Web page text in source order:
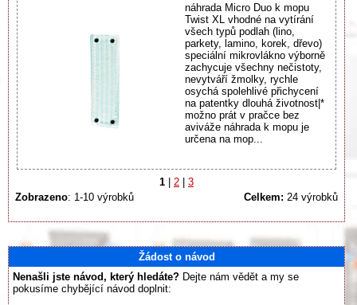
náhrada Micro Duo k mopu
Twist XL vhodné na vytírání
všech typů podlah (lino,
parkety, lamino, korek, dřevo)
speciální mikrovlákno výborně
zachycuje všechny nečistoty,
nevytváří žmolky, rychle
osychá spolehlivé přichycení
na patentky dlouhá životnost|*
možno prát v pračce bez
aviváže náhrada k mopu je
určena na mop...
1 | 2 | 3
Zobrazeno: 1-10 výrobků Celkem: 24 výrobků
Žádost o návod
Nenašli jste návod, který hledáte? Dejte nám vědět a my se
pokusíme chybějící návod doplnit: